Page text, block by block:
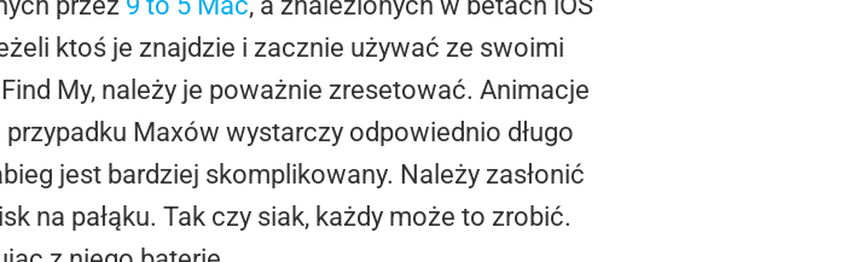
ktoś je znajdzie i zacznie używać ze swoimi
My, należy je poważnie zresetować. Animacje
Maxów wystarczy odpowiednio długo
jest bardziej skomplikowany. Należy zasłonić
na pałąku. Tak czy siak, każdy może to zrobić.